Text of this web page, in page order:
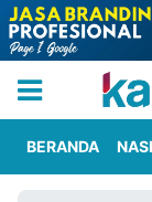
BERANDA